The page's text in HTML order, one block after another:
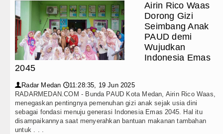
Airin Rico Waas
Dorong Gizi
Seimbang Anak
PAUD demi
Wujudkan
Indonesia Emas
2045
👤 Radar Medan 🕔11:28:35, 19 Jun 2025
RADARMEDAN.COM - Bunda PAUD Kota Medan, Airin Rico Waas,
menegaskan pentingnya pemenuhan gizi anak sejak usia dini
sebagai fondasi menuju generasi Indonesia Emas 2045. Hal itu
disampaikannya saat menyerahkan bantuan makanan tambahan
untuk . . .